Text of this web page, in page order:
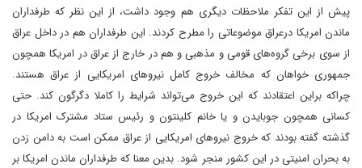
پیش از این تفکر ملاحظات دیگری هم وجود داشت، از این نظر که طرفداران
ماندن امریکا درعراق موضوعاتی را مطرح کردند. این طرفداران هم در داخل عراق
از سوی برخی گروه‌های قومی و مذهبی و هم در خارج از عراق در امریکا همچون
جمهوری خواهان که مخالف خروج کامل نیروهای امریکایی از عراق هستند.
چراکه براین اعتقادند که این خروج می‌تواند شرایط را کاملا دگرگون کند. حتی
کسانی همچون جوبایدن و یا خانم کلینتون و رئیس ستاد مشترک امریکا در
گذشته گفته بودند که خروج نیروهای امریکایی از عراق ممکن است به دامن زدن
به بحران امنیتی در این کشور منجر شود. بدین معنا که طرفداران ماندن امریکا بر